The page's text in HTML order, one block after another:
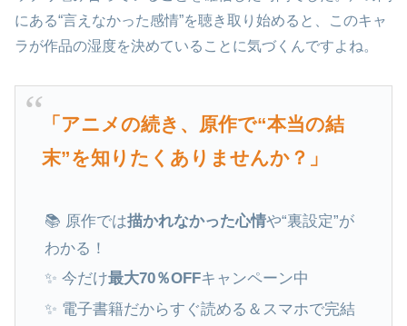
にある“言えなかった感情”を聴き取り始めると、このキャ
ラが作品の湿度を決めていることに気づくんですよね。
「アニメの続き、原作で“本当の結
末”を知りたくありませんか？」
📚 原作では描かれなかった心情や“裏設定”が
わかる！
✨ 今だけ最大70％OFFキャンペーン中
✨ 電子書籍だからすぐ読める＆スマホで完結